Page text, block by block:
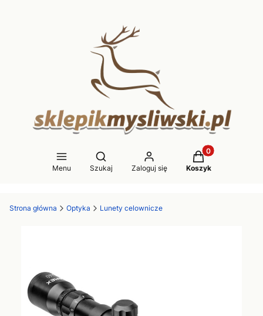
Menu
Otwórz wyszukiwarkę
Szukaj Zaloguj się
Produkty w
Koszyk
Strona główna Optyka Lunety celownicze